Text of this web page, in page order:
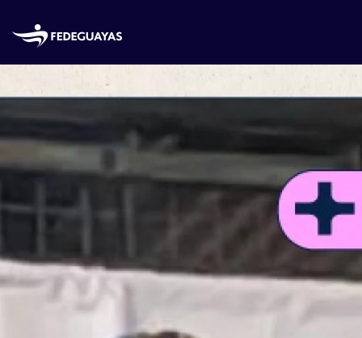
Skip to main content